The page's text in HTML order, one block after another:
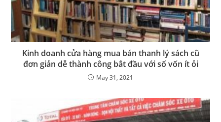
Kinh doanh cửa hàng mua bán thanh lý sách cũ
đơn giản dễ thành công bắt đầu với số vốn ít ỏi
May 31, 2021